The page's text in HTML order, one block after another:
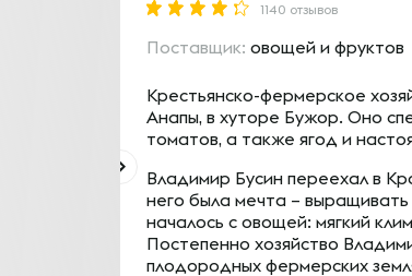
1140 отзывов
Поставщик: овощей и фруктов
Крестьянско-фермерское
Анапы, в хуторе Бужор. Оно
томатов, а также ягод и
Владимир Бусин переехал в
него была мечта –
началось с овощей: мягкий
Постепенно хозяйство
плодородных фермерских